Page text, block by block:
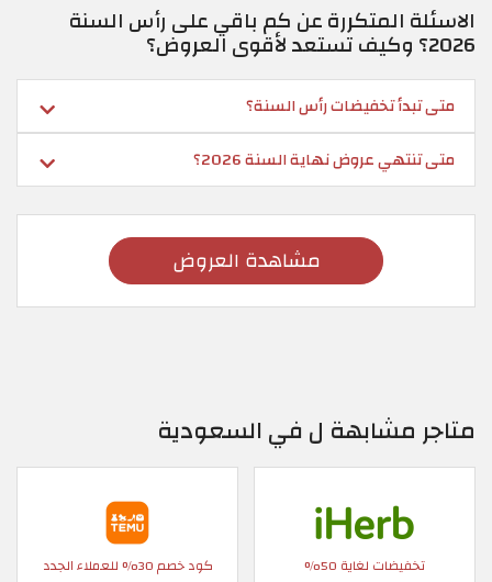
الاسئلة المتكررة عن كم باقي على رأس السنة
2026؟ وكيف تستعد لأقوى العروض؟
متى تبدأ تخفيضات رأس السنة؟
متى تنتهي عروض نهاية السنة 2026؟
مشاهدة العروض
متاجر مشابهة ل في السعودية
تخفيضات لغاية 50% كود خصم 30% للعملاء الجدد